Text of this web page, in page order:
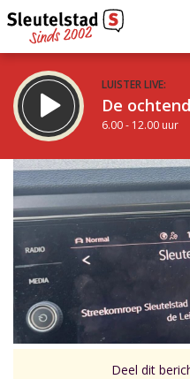
LUISTER LIVE:
De
6.00 - 12.00 uur
STRAKS:
De middag van
12.00 - 19.00 uur
Vorig uur
uur
Deel dit